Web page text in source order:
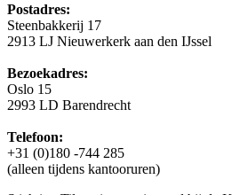
Postadres:
Steenbakkerij 17
2913 LJ Nieuwerkerk aan den IJssel
Bezoekadres:
Oslo 15
2993 LD Barendrecht
Telefoon:
+31 (0)180 -744 285
(alleen tijdens kantooruren)